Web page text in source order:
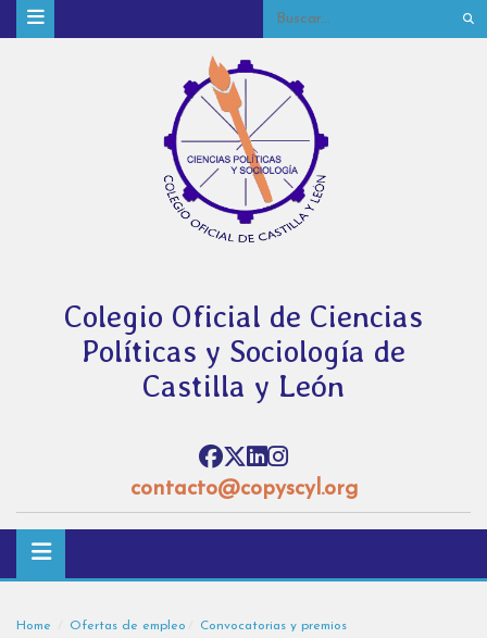
Colegio Oficial de Ciencias
Políticas y Sociología de
Castilla y León
contacto@copyscyl.org
Home Ofertas de empleo
Convocatorias y premios